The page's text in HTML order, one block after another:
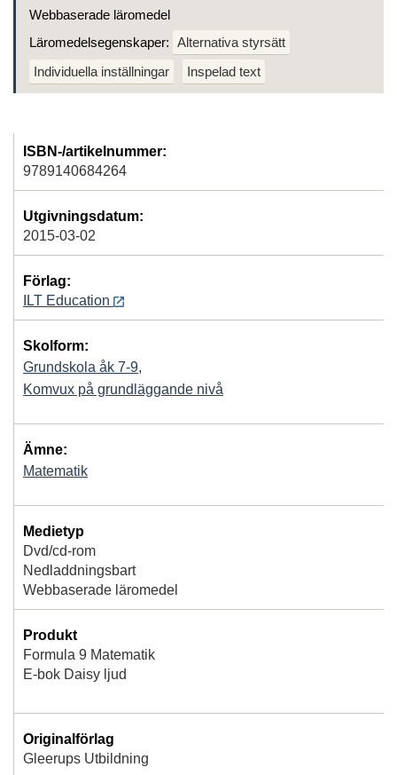
Webbaserade läromedel
Läromedelsegenskaper: Alternativa styrsätt
Individuella inställningar
Inspelad text
ISBN-/artikelnummer:
9789140684264
Utgivningsdatum:
2015-03-02
Förlag:
ILT Education
Skolform:
Grundskola åk 7-9,
Komvux på grundläggande nivå
Ämne:
Matematik
Medietyp
Dvd/cd-rom
Nedladdningsbart
Webbaserade läromedel
Produkt
Formula 9 Matematik
E-bok Daisy ljud
Originalförlag
Gleerups Utbildning